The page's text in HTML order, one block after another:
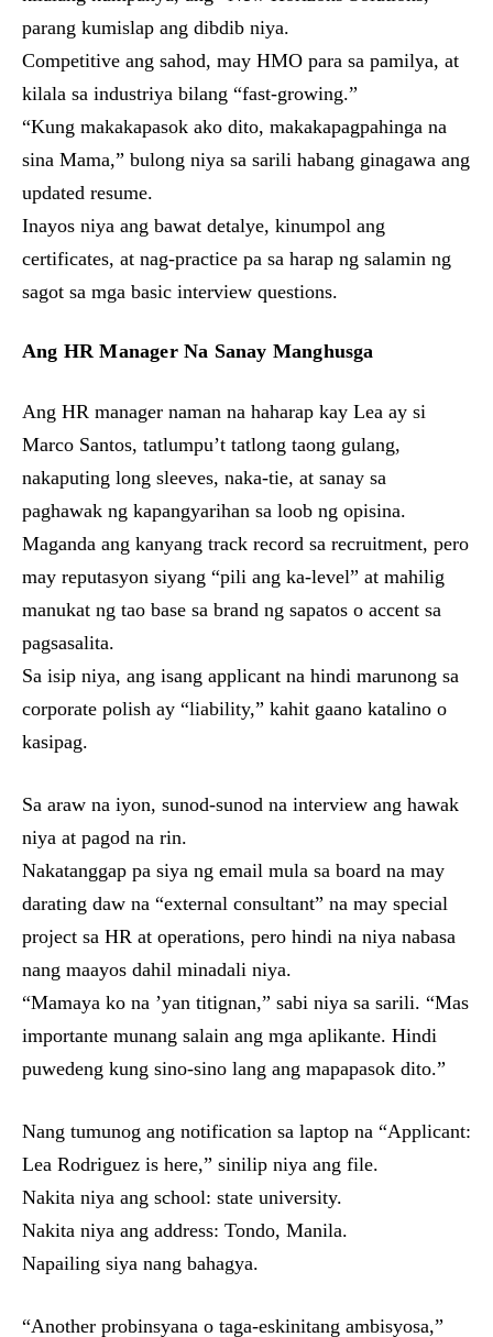
parang kumislap ang dibdib niya.
Competitive ang sahod, may HMO para sa pamilya, at
kilala sa industriya bilang “fast-growing.”
“Kung makakapasok ako dito, makakapagpahinga na
sina Mama,” bulong niya sa sarili habang ginagawa ang
updated resume.
Inayos niya ang bawat detalye, kinumpol ang
certificates, at nag-practice pa sa harap ng salamin ng
sagot sa mga basic interview questions.
Ang HR Manager Na Sanay Manghusga
Ang HR manager naman na haharap kay Lea ay si
Marco Santos, tatlumpu’t tatlong taong gulang,
nakaputing long sleeves, naka-tie, at sanay sa
paghawak ng kapangyarihan sa loob ng opisina.
Maganda ang kanyang track record sa recruitment, pero
may reputasyon siyang “pili ang ka-level” at mahilig
manukat ng tao base sa brand ng sapatos o accent sa
pagsasalita.
Sa isip niya, ang isang applicant na hindi marunong sa
corporate polish ay “liability,” kahit gaano katalino o
kasipag.
Sa araw na iyon, sunod-sunod na interview ang hawak
niya at pagod na rin.
Nakatanggap pa siya ng email mula sa board na may
darating daw na “external consultant” na may special
project sa HR at operations, pero hindi na niya nabasa
nang maayos dahil minadali niya.
“Mamaya ko na ’yan titignan,” sabi niya sa sarili. “Mas
importante munang salain ang mga aplikante. Hindi
puwedeng kung sino-sino lang ang mapapasok dito.”
Nang tumunog ang notification sa laptop na “Applicant:
Lea Rodriguez is here,” sinilip niya ang file.
Nakita niya ang school: state university.
Nakita niya ang address: Tondo, Manila.
Napailing siya nang bahagya.
“Another probinsyana o taga-eskinitang ambisyosa,”